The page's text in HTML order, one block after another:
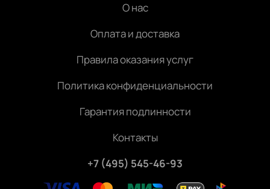
О нас
Оплата и доставка
Правила оказания услуг
Политика конфиденциальности
Гарантия подлинности
Контакты
+7 (495) 545-46-93